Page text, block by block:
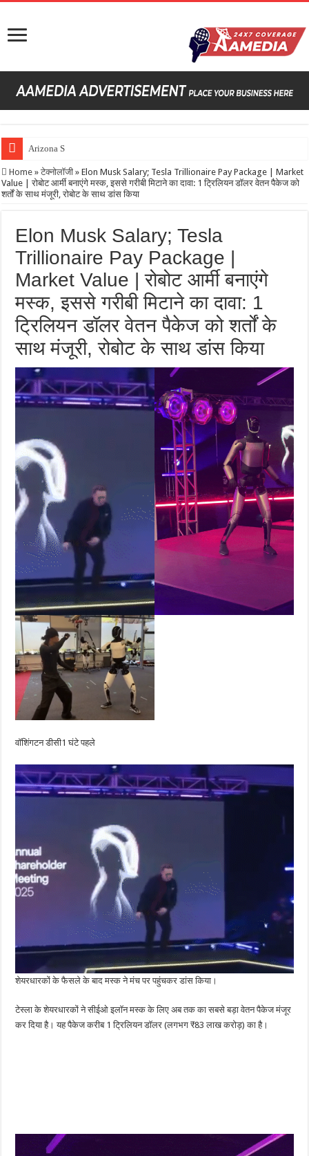
Arizona Student Murder Case | Indian Stu
Home » टेक्नोलॉजी » Elon Musk Salary; Tesla Trillionaire Pay Package | Market
Value | रोबोट आर्मी बनाएंगे मस्क, इससे गरीबी मिटाने का दावा: 1 ट्रिलियन डॉलर वेतन पैकेज को
शर्तों के साथ मंजूरी, रोबोट के साथ डांस किया
Elon Musk Salary; Tesla
Trillionaire Pay Package |
Market Value | रोबोट आर्मी बनाएंगे
मस्क, इससे गरीबी मिटाने का दावा: 1
ट्रिलियन डॉलर वेतन पैकेज को शर्तों के
साथ मंजूरी, रोबोट के साथ डांस किया
वॉशिंगटन डीसी1 घंटे पहले
शेयरधारकों के फैसले के बाद मस्क ने मंच पर पहुंचकर डांस किया।
टेस्ला के शेयरधारकों ने सीईओ इलॉन मस्क के लिए अब तक का सबसे बड़ा वेतन पैकेज मंजूर
कर दिया है। यह पैकेज करीब 1 ट्रिलियन डॉलर (लगभग ₹83 लाख करोड़) का है।